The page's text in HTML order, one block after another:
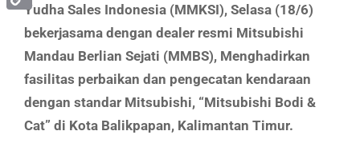
Yudha Sales Indonesia (MMKSI), Selasa (18/6)
bekerjasama dengan dealer resmi Mitsubishi
Mandau Berlian Sejati (MMBS), Menghadirkan
fasilitas perbaikan dan pengecatan kendaraan
dengan standar Mitsubishi, “Mitsubishi Bodi &
Cat” di Kota Balikpapan, Kalimantan Timur.
Link